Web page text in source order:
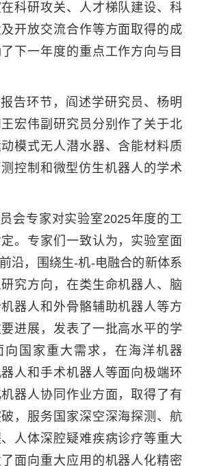
科研攻关、人才梯队建设、科
开放交流合作等方面取得的成
下一年度的重点工作方向与目
告环节，阎述学研究员、杨明
宏伟副研究员分别作了关于北
模式无人潜水器、含能材料质
控制和微型仿生机器人的学术
会专家对实验室2025年度的工
。专家们一致认为，实验室面
沿，围绕生-机-电融合的新体系
究方向，在类生命机器人、脑
器人和外骨骼辅助机器人等方
进展，发表了一批高水平的学
向国家重大需求，在海洋机器
人和手术机器人等面向极端环
器人协同作业方面，取得了有
，服务国家深空深海探测、航
人体深腔疑难疾病诊疗等重大
面向重大应用的机器人化精密